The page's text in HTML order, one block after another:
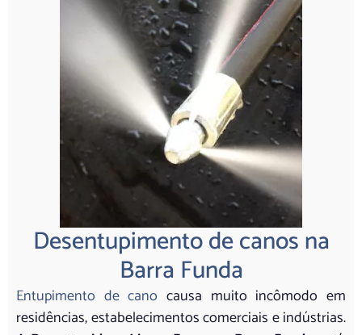
Desentupimento de canos na
Barra Funda
Entupimento de cano causa muito incômodo em
residências, estabelecimentos comerciais e indústrias.